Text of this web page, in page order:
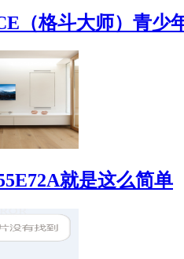
（格斗大师）青少
就是这么简单